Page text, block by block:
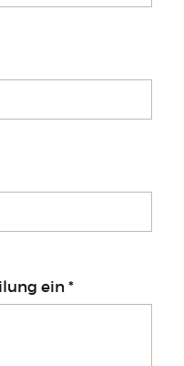
ein *